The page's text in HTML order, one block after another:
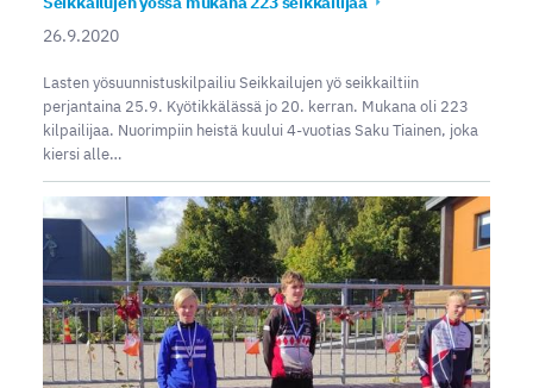
26.9.2020
Lasten yösuunnistuskilpailiu Seikkailujen yö seikkailtiin
perjantaina 25.9. Kyötikkälässä jo 20. kerran. Mukana oli 223
kilpailijaa. Nuorimpiin heistä kuului 4-vuotias Saku Tiainen, joka
kiersi alle…